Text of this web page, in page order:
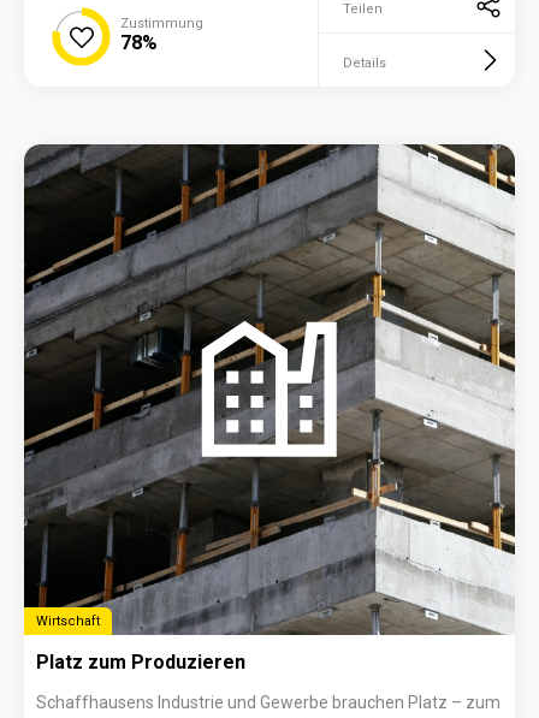
Zustimmung
78%
Teilen
Details
Wirtschaft
Platz zum Produzieren
Schaffhausens Industrie und Gewerbe brauchen Platz – zum